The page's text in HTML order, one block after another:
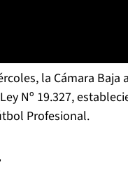
la Cámara
Nº 19.327,
Profesional.